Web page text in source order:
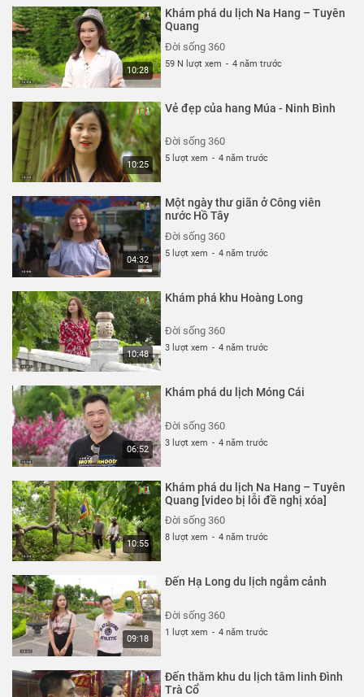
Thể loại :DU LỊCH
10:28
Khám phá du lịch Na Hang – Tuyên
Quang
Đời sống 360
59 N lượt xem - 4 năm trước
10:25
Vẻ đẹp của hang Múa - Ninh Bình
Đời sống 360
5 lượt xem - 4 năm trước
04:32
Một ngày thư giãn ở Công viên
nước Hồ Tây
Đời sống 360
5 lượt xem - 4 năm trước
10:48
Khám phá khu Hoàng Long
Đời sống 360
3 lượt xem - 4 năm trước
06:52
Khám phá du lịch Móng Cái
Đời sống 360
3 lượt xem - 4 năm trước
10:55
Khám phá du lịch Na Hang – Tuyên
Quang [video bị lỗi đề nghị xóa]
Đời sống 360
8 lượt xem - 4 năm trước
09:18
Đến Hạ Long du lịch ngắm cảnh
Đời sống 360
1 lượt xem - 4 năm trước
Đến thăm khu du lịch tâm linh Đình
Trà Cổ